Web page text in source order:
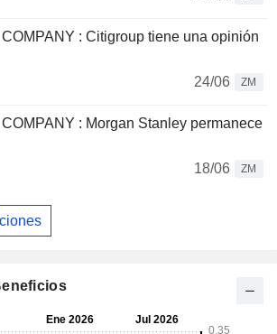
: Citigroup tiene una opinión
24/06
ZM
: Morgan Stanley permanece
18/06
ZM